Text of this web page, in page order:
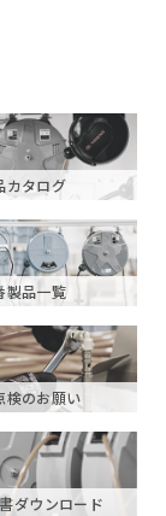
カタログ
製品一覧
検のお願い
ダウンロード